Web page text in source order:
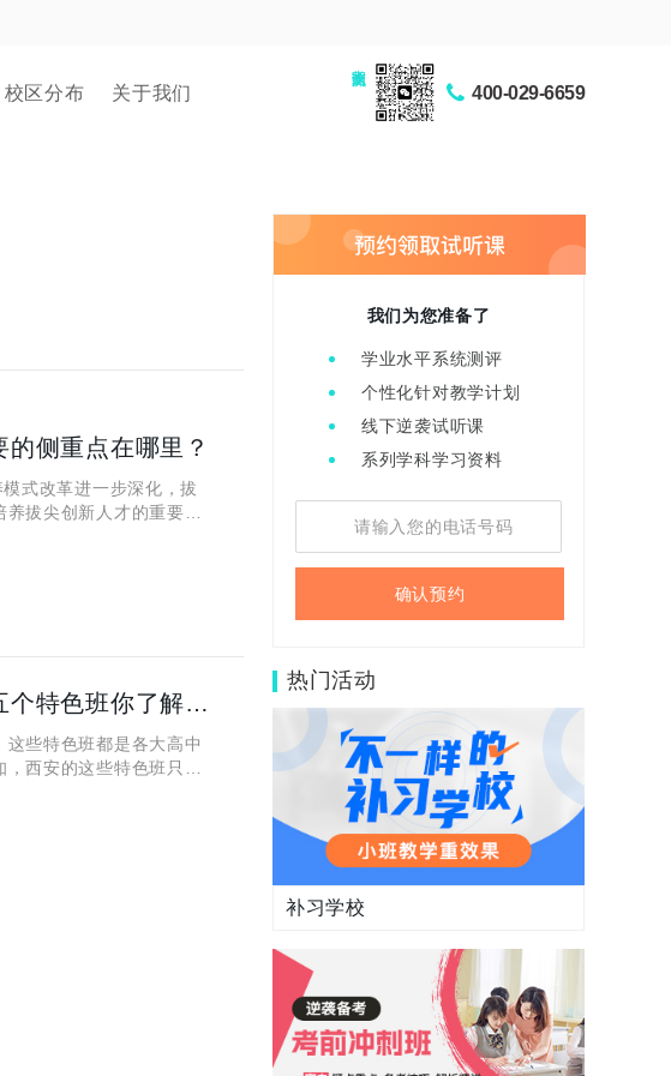
校区分布 关于我们 400-029-6659
侧重点在哪里？
式改革进一步深化，拔
拔尖创新人才的重要任
范类特
陕西中考有哪些面向陕西全省的特色班？这五个特色班你了解了吗？
些特色班都是各大高中
西安的这些特色班只是
省招生。
我们为您准备了
学业水平系统测评
个性化针对教学计划
线下逆袭试听课
系列学科学习资料
确认预约
热门活动
补习学校